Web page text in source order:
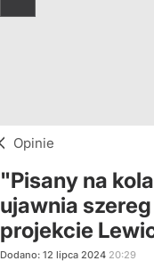
Opinie
"Pisany na
ujawnia
projekcie
Dodano: 12 lipca 2024 20:29